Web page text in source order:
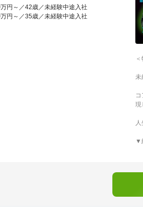
円～／42歳／未経験中途入社
円～／35歳／未経験中途入社
未
現
▼